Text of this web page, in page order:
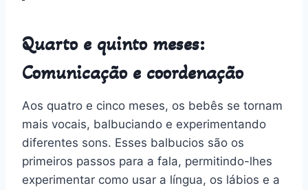
Quarto e quinto meses:
Comunicação e coordenação
Aos quatro e cinco meses, os bebês se tornam
mais vocais, balbuciando e experimentando
diferentes sons. Esses balbucios são os
primeiros passos para a fala, permitindo-lhes
experimentar como usar a língua, os lábios e a